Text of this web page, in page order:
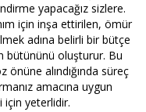
yapacağız sizlere.
için inşa ettirilen, ömür
adına belirli bir bütçe
bütününü oluşturur. Bu
alındığında süreç
amacına uygun
için yeterlidir.